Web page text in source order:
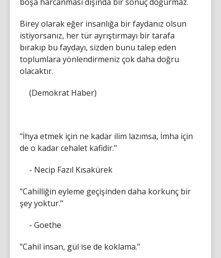
Birey olarak eğer insanlığa bir faydanız olsun
istiyorsanız, her tür ayrıştırmayı bir tarafa
bırakıp bu faydayı, sizden bunu talep eden
toplumlara yönlendirmeniz çok daha doğru
olacaktır.
(Demokrat Haber)
"İhya etmek için ne kadar ilim lazımsa, İmha için
de o kadar cehalet kafidir."
- Necip Fazıl Kısakürek
"Cahilliğin eyleme geçişinden daha korkunç bir
şey yoktur."
- Goethe
"Cahil insan, gül ise de koklama."